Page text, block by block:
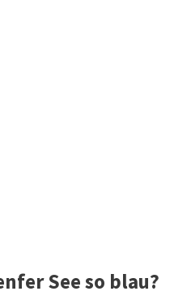
See so blau?